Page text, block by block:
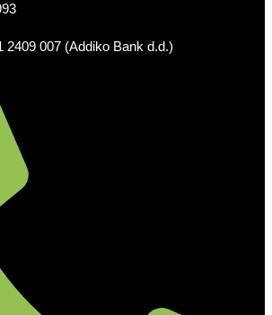
2409 007 (Addiko Bank d.d.)